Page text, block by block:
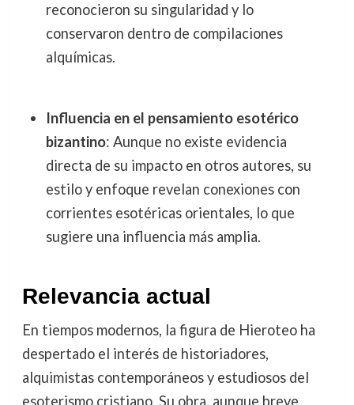
reconocieron su singularidad y lo
conservaron dentro de compilaciones
alquímicas.
Influencia en el pensamiento esotérico
bizantino: Aunque no existe evidencia
directa de su impacto en otros autores, su
estilo y enfoque revelan conexiones con
corrientes esotéricas orientales, lo que
sugiere una influencia más amplia.
Relevancia actual
En tiempos modernos, la figura de Hieroteo ha
despertado el interés de historiadores,
alquimistas contemporáneos y estudiosos del
esoterismo cristiano. Su obra, aunque breve,